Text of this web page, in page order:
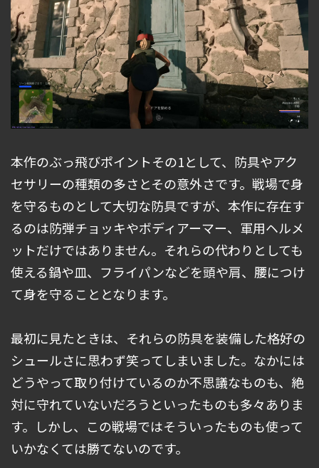
本作のぶっ飛びポイントその1として、防具やアク
セサリーの種類の多さとその意外さです。戦場で身
を守るものとして大切な防具ですが、本作に存在す
るのは防弾チョッキやボディアーマー、軍用ヘルメ
ットだけではありません。それらの代わりとしても
使える鍋や皿、フライパンなどを頭や肩、腰につけ
て身を守ることとなります。
最初に見たときは、それらの防具を装備した格好の
シュールさに思わず笑ってしまいました。なかには
どうやって取り付けているのか不思議なものも、絶
対に守れていないだろうといったものも多々ありま
す。しかし、この戦場ではそういったものも使って
いかなくては勝てないのです。